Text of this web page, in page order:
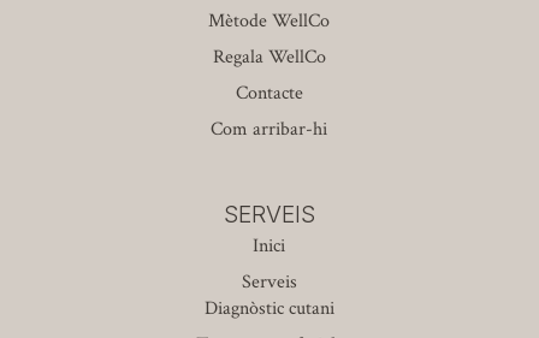
Mètode WellCo
Regala WellCo
Contacte
Com arribar-hi
SERVEIS
Inici
Serveis
Diagnòstic cutani